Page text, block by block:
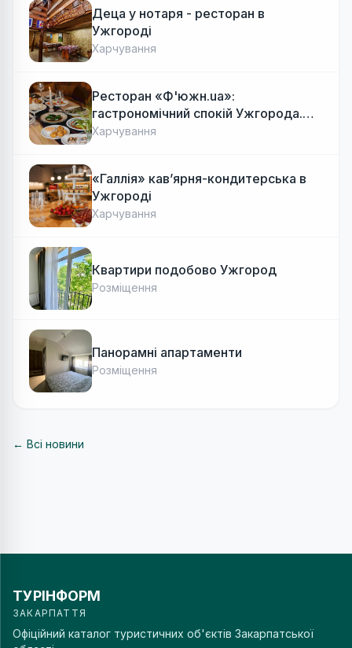
Деца у нотаря - ресторан в
Ужгороді
Харчування
Ресторан «Ф'южн.ua»:
гастрономічний спокій Ужгорода.
Авторська локальна кухня, затишок
Харчування
«Галлія» кав’ярня-кондитерська в
Ужгороді
Харчування
Квартири подобово Ужгород
Розміщення
Панорамні апартаменти
Розміщення
← Всі новини
ТУРІНФОРМ
ЗАКАРПАТТЯ
Офіційний каталог туристичних об'єктів Закарпатської